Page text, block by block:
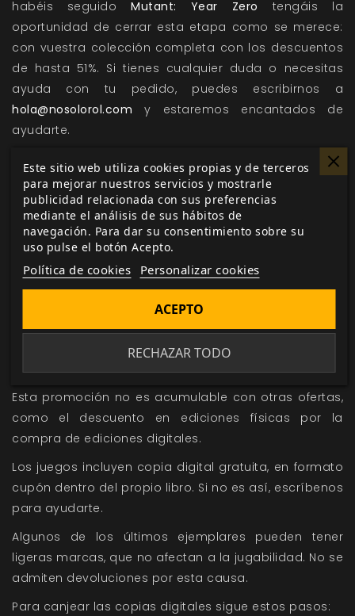
habéis seguidoMutant: Year Zero tengáis la
oportunidad de cerrar esta etapa como se merece:
con vuestra colección completa con los descuentos
de hasta 51%. Si tienes cualquier duda o necesitas
ayuda con tu pedido, puedes escribirnos a
hola@nosolorol.com y estaremos encantados de
ayudarte.
Últimas unidades: no se reimprimirán estos títulos.
Limitadas a fin de promoción y/o fin de existencias.
Estos títulos cambian de precio porque pasan a
estar descatalogados con efecto inmediato.
Los packs Mutant: Year Zero no incluyen la pantalla de
Algunos ejemplares pueden enviarse sin retractilado.
Esto no afecta a su jugabilidad ni al estado de los
libros. No se admiten devoluciones por esta causa.
Esta promoción no es acumulable con otras ofertas,
como el descuento en ediciones físicas por la
compra de ediciones digitales.
Los juegos incluyen copia digital gratuita, en formato
cupón dentro del propio libro. Si no es así, escríbenos
para ayudarte.
Algunos de los últimos ejemplares pueden tener
ligeras marcas, que no afectan a la jugabilidad. No se
admiten devoluciones por esta causa.
Para canjear las copias digitales sigue estos pasos:
Este sitio web utiliza cookies propias y de terceros
para mejorar nuestros servicios y mostrarle
publicidad relacionada con sus preferencias
mediante el análisis de sus hábitos de
navegación. Para dar su consentimiento sobre su
uso pulse el botón Acepto.
Política de cookies Personalizar cookies
RECHAZAR TODO
ACEPTO